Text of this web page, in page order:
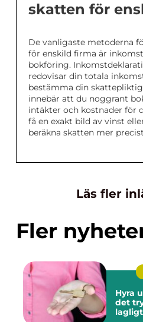
skatten för
De vanligaste metoderna
för enskild firma är
bokföring.
redovisar din totala
bestämma din
innebär att du noggrant
intäkter och kostnader för
få en exakt bild av vinst
beräkna skatten mer
Läs fler
Fler
Hyra ut
det
lagligt